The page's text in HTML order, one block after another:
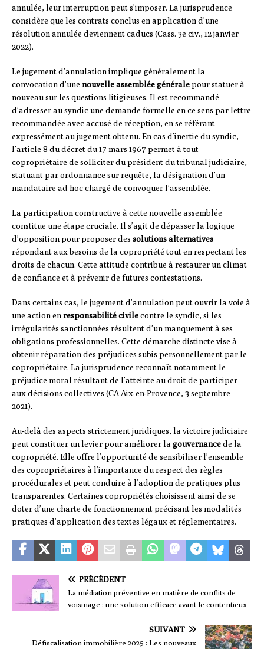
annulée, leur interruption peut s’imposer. La jurisprudence
considère que les contrats conclus en application d’une
résolution annulée deviennent caducs (Cass. 3e civ., 12 janvier
2022).
Le jugement d’annulation implique généralement la
convocation d’une nouvelle assemblée généralepour statuer à
nouveau sur les questions litigieuses. Il est recommandé
d’adresser au syndic une demande formelle en ce sens par lettre
recommandée avec accusé de réception, en se référant
expressément au jugement obtenu. En cas d’inertie du syndic,
l’article 8 du décret du 17 mars 1967 permet à tout
copropriétaire de solliciter du président du tribunal judiciaire,
statuant par ordonnance sur requête, la désignation d’un
mandataire ad hoc chargé de convoquer l’assemblée.
La participation constructive à cette nouvelle assemblée
constitue une étape cruciale. Il s’agit de dépasser la logique
d’opposition pour proposer des solutions alternatives
répondant aux besoins de la copropriété tout en respectant les
droits de chacun. Cette attitude contribue à restaurer un climat
de confiance et à prévenir de futures contestations.
Dans certains cas, le jugement d’annulation peut ouvrir la voie à
une action en responsabilité civilecontre le syndic, si les
irrégularités sanctionnées résultent d’un manquement à ses
obligations professionnelles. Cette démarche distincte vise à
obtenir réparation des préjudices subis personnellement par le
copropriétaire. La jurisprudence reconnaît notamment le
préjudice moral résultant de l’atteinte au droit de participer
aux décisions collectives (CA Aix-en-Provence, 3 septembre
2021).
Au-delà des aspects strictement juridiques, la victoire judiciaire
peut constituer un levier pour améliorer la gouvernancede la
copropriété. Elle offre l’opportunité de sensibiliser l’ensemble
des copropriétaires à l’importance du respect des règles
procédurales et peut conduire à l’adoption de pratiques plus
transparentes. Certaines copropriétés choisissent ainsi de se
doter d’une charte de fonctionnement précisant les modalités
pratiques d’application des textes légaux et réglementaires.
PRÉCÉDENT
La médiation préventive en matière de conflits de
voisinage : une solution efficace avant le contentieux
SUIVANT
Défiscalisation immobilière 2025 : Les nouveaux